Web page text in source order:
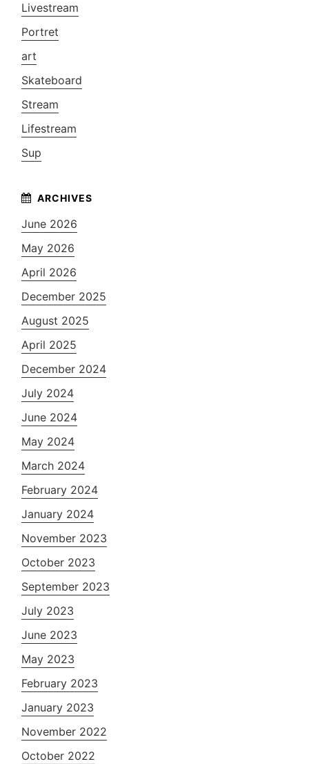
Livestream
Portret
art
Skateboard
Stream
Lifestream
Sup
June 2026
May 2026
April 2026
December 2025
August 2025
April 2025
December 2024
July 2024
June 2024
May 2024
March 2024
February 2024
January 2024
November 2023
October 2023
September 2023
July 2023
June 2023
May 2023
February 2023
January 2023
November 2022
October 2022